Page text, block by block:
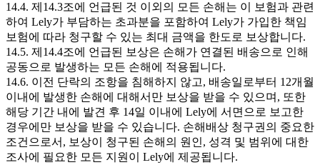
14.4. 제14.3조에 언급된 것 이외의 모든 손해는 이 보험과 관련
하여 Lely가 부담하는 초과분을 포함하여 Lely가 가입한 책임
보험에 따라 청구할 수 있는 최대 금액을 한도로 보상합니다.
14.5. 제14.4조에 언급된 보상은 손해가 연결된 배송으로 인해
공동으로 발생하는 모든 손해에 적용됩니다.
14.6. 이전 단락의 조항을 침해하지 않고, 배송일로부터 12개월
이내에 발생한 손해에 대해서만 보상을 받을 수 있으며, 또한
해당 기간 내에 발견 후 14일 이내에 Lely에 서면으로 보고한
경우에만 보상을 받을 수 있습니다. 손해배상 청구권의 중요한
조건으로서, 보상이 청구된 손해의 원인, 성격 및 범위에 대한
조사에 필요한 모든 지원이 Lely에 제공됩니다.